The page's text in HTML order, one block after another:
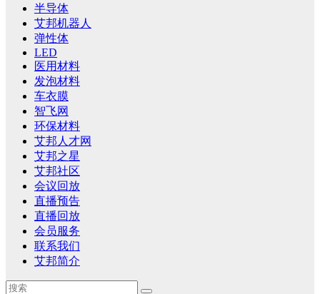
半导体
艾邦机器人
弹性体
LED
医用材料
发泡材料
车衣膜
智飞网
环保材料
艾邦人才网
艾邦之星
艾邦社区
会议回放
直播预告
直播回放
会员服务
联系我们
艾邦简介